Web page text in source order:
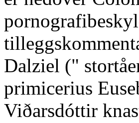
Dalziel ("
primicerius
Viðarsdóttir